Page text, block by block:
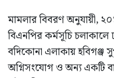
মামলার বিবরণ অনুযায়ী,
বিএনপির কর্মসূচি
বদিকোনা এলাকায় হবিগঞ্জ
অগ্নিসংযোগ ও অন্য একটি